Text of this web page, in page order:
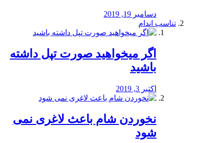
دسامبر 19, 2019
تناسب اندام
اگر میخواهید صورت تپل داشته
باشید
اکتبر 3, 2019
نخوردن شام باعث لاغری نمی
‌شود